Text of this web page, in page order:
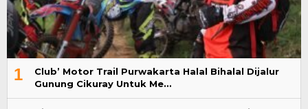
1
Club’ Motor Trail Purwakarta Halal Bihalal Dijalur
Gunung Cikuray Untuk Me…